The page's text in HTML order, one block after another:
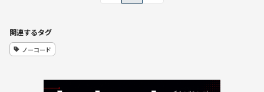
関連するタグ
ノーコード